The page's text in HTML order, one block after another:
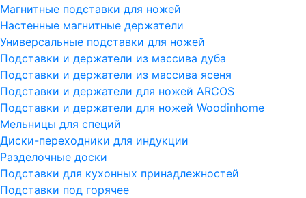
Магнитные подставки для ножей
Настенные магнитные держатели
Универсальные подставки для ножей
Подставки и держатели из массива дуба
Подставки и держатели из массива ясеня
Подставки и держатели для ножей ARCOS
Подставки и держатели для ножей Woodinhome
Мельницы для специй
Диски-переходники для индукции
Разделочные доски
Подставки для кухонных принадлежностей
Подставки под горячее